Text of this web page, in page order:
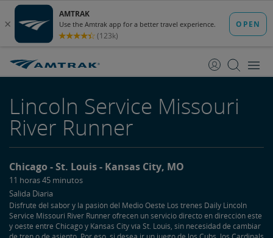
Contenido
Navegación
Lincoln Service Missouri
River Runner
Chicago St. Louis Kansas City, MO
11 horas 45 minutos
Salida Diaria
Disfrute del sabor y la pasión del Medio Oeste Los trenes Daily Lincoln
Service Missouri River Runner ofrecen un servicio directo en dirección este
y oeste entre Chicago y Kansas City vía St. Louis, sin necesidad de cambiar